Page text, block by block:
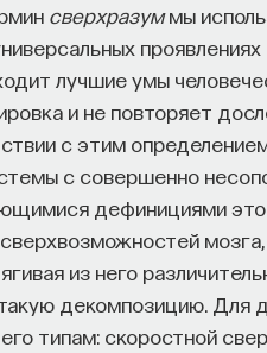
сверхразуммы
лучшие умы
и не повторяет
с этим
с совершенно
дефинициями
из него
декомпозицию. Для
типам: скоростной